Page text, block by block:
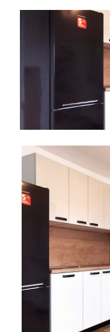
Pločasti
materijali
Rasvjeta Boje i
tehnika galanterija